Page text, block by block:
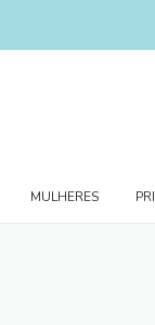
MULHERES